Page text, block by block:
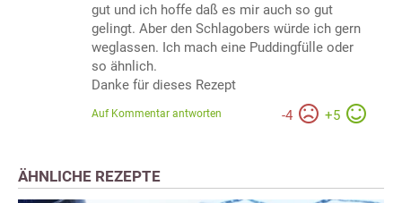
gut und ich hoffe daß es mir auch so gut
gelingt. Aber den Schlagobers würde ich gern
weglassen. Ich mach eine Puddingfülle oder
so ähnlich.
Danke für dieses Rezept
-4 +5
Auf Kommentar antworten
ÄHNLICHE REZEPTE